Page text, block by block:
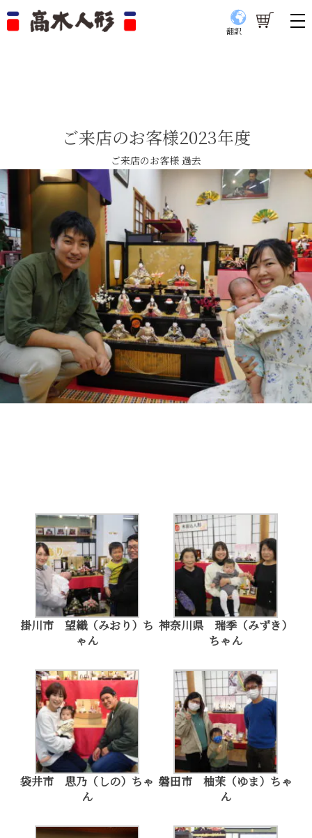
翻訳
ご来店のお客様2023年度
ご来店のお客様 過去
掛川市 望織（みおり）ち
ゃん
神奈川県 瑞季（みずき）
ちゃん
袋井市 思乃（しの）ちゃ
ん
磐田市 柚茉（ゆま）ちゃ
ん